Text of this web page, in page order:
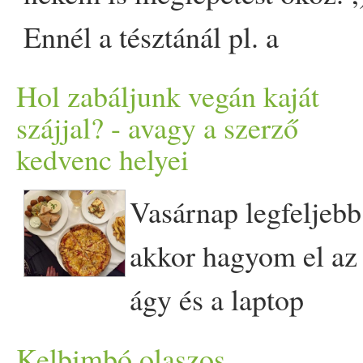
főzőtejszínt és
beleforgatjuk. Melegen
Source
Ennél a tésztánál pl. a
kísérletezés eredménye az
eredeti céltól teljesen
máshova vitt. A cél
a villámebéd volt, ami meg
lett belőle, az egy olyan íz,
ami a legjobb tejszínes
pörköltet idézi. Hurrá! Tök
Hol zabáljunk vegán kaját
szájjal? - avagy a szerző
kedvenc helyei
Vasárnap legfeljebb
akkor hagyom el az
ágy és a laptop
háromméteres körzetét, ha